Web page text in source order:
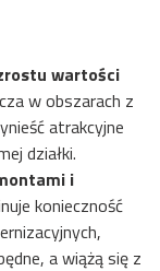
wartości
w obszarach z
atrakcyjne
działki.
i
konieczność
a wiążą się z